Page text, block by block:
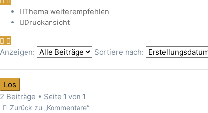
Thema weiterempfehlen
Druckansicht
Anzeigen: Sortiere nach:
2 Beiträge • Seite 1 von 1
Zurück zu „Kommentare“